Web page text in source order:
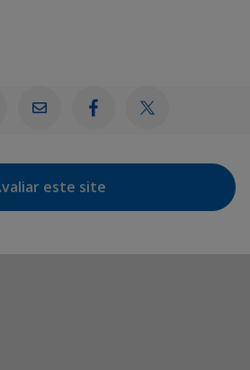
este site